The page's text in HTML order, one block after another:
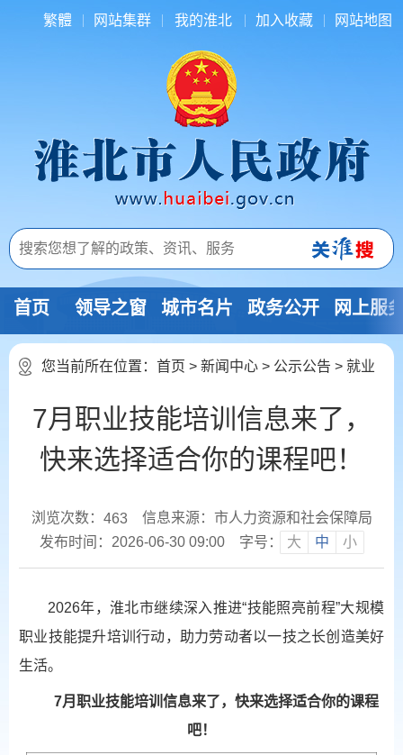
繁體 网站集群 我的淮北 加入收藏 网站地图
首页 领导之窗 城市名片 政务公开 网上服
您当前所在位置： 首页 > 新闻中心 > 公示公告 > 就业
7月职业技能培训信息来了，
快来选择适合你的课程吧！
浏览次数： 463
信息来源：市人力资源和社会保障局
发布时间：2026-06-30 09:00
字号： 大 中 小
2026年，淮北市继续深入推进“技能照亮前程”大规模
职业技能提升培训行动，助力劳动者以一技之长创造美好
生活。
7月职业技能培训信息来了，快来选择适合你的课程
吧！